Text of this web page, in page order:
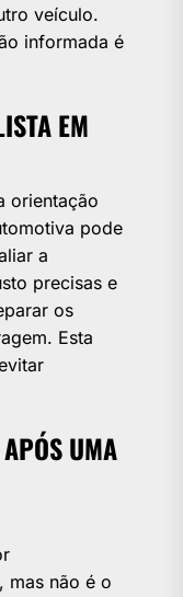
veículo.
informada é
EM
orientação
pode
a
precisas e
os
Esta
UMA
mas não é o